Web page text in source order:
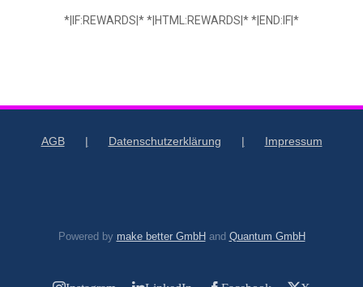
*|IF:REWARDS|* *|HTML:REWARDS|* *|END:IF|*
AGB Datenschutzerklärung Impressum
Powered by make better GmbH and Quantum GmbH